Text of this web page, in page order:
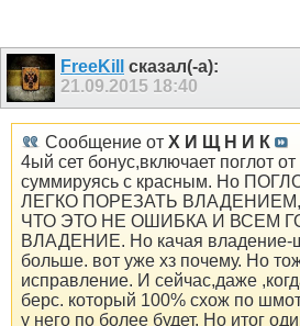
FreeKill
сказал(-а):
21.09.2015 18:40
Сообщение от Х И Щ Н И К
4ый сет бонус,включает поглот
суммируясь с красным. Но
ЛЕГКО ПОРЕЗАТЬ
ЧТО ЭТО НЕ ОШИБКА И ВСЕМ
ВЛАДЕНИЕ. Но качая владение-
больше. вот уже хз почему. Но
исправление. И сейчас,даже
берс. который 100% схож по
у него по более будет. Но итог